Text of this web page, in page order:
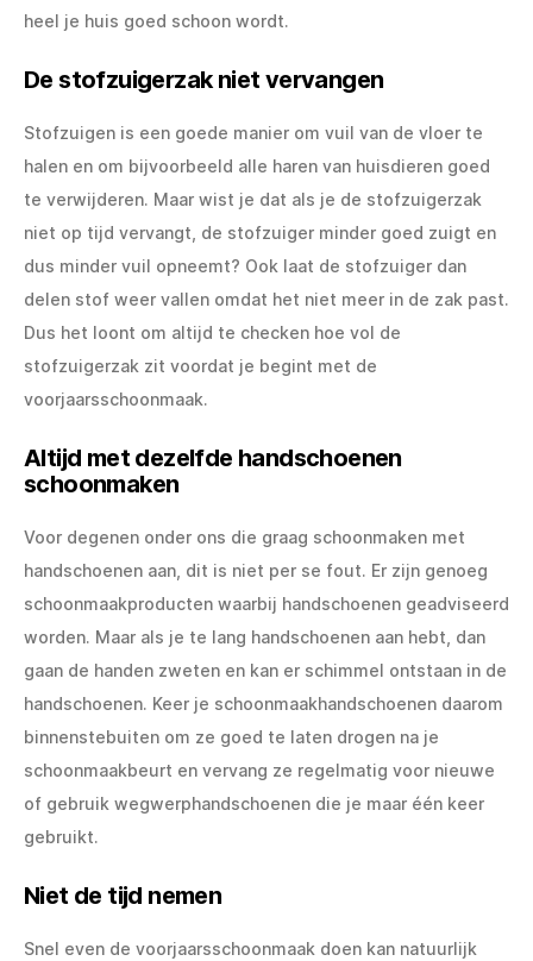
heel je huis goed schoon wordt.
De stofzuigerzak niet vervangen
Stofzuigen is een goede manier om vuil van de vloer te
halen en om bijvoorbeeld alle haren van huisdieren goed
te verwijderen. Maar wist je dat als je de stofzuigerzak
niet op tijd vervangt, de stofzuiger minder goed zuigt en
dus minder vuil opneemt? Ook laat de stofzuiger dan
delen stof weer vallen omdat het niet meer in de zak past.
Dus het loont om altijd te checken hoe vol de
stofzuigerzak zit voordat je begint met de
voorjaarsschoonmaak.
Altijd met dezelfde handschoenen
schoonmaken
Voor degenen onder ons die graag schoonmaken met
handschoenen aan, dit is niet per se fout. Er zijn genoeg
schoonmaakproducten waarbij handschoenen geadviseerd
worden. Maar als je te lang handschoenen aan hebt, dan
gaan de handen zweten en kan er schimmel ontstaan in de
handschoenen. Keer je schoonmaakhandschoenen daarom
binnenstebuiten om ze goed te laten drogen na je
schoonmaakbeurt en vervang ze regelmatig voor nieuwe
of gebruik wegwerphandschoenen die je maar één keer
gebruikt.
Niet de tijd nemen
Snel even de voorjaarsschoonmaak doen kan natuurlijk